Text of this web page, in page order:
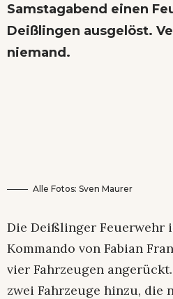
Samstagabend einen
Deißlingen ausgelöst.
niemand.
Alle Fotos: Sven Maurer
Die Deißlinger Feuerwehr
Kommando von Fabian
vier Fahrzeugen
zwei Fahrzeuge hinzu, die